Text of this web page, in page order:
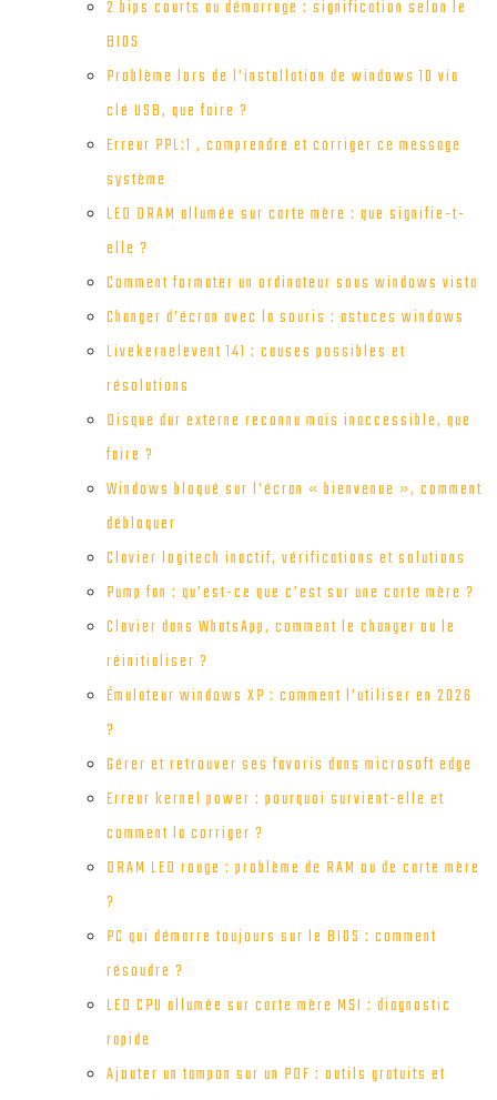
2 bips courts au démarrage : signification selon le
BIOS
Problème lors de l’installation de windows 10 via
clé USB, que faire ?
Erreur PPL:1 , comprendre et corriger ce message
système
LED DRAM allumée sur carte mère : que signifie-t-
elle ?
Comment formater un ordinateur sous windows vista
Changer d’écran avec la souris : astuces windows
Livekernelevent 141 : causes possibles et
résolutions
Disque dur externe reconnu mais inaccessible, que
faire ?
Windows bloqué sur l’écran « bienvenue », comment
débloquer
Clavier logitech inactif, vérifications et solutions
Pump fan : qu’est-ce que c’est sur une carte mère ?
Clavier dans WhatsApp, comment le changer ou le
réinitialiser ?
Émulateur windows XP : comment l’utiliser en 2026
?
Gérer et retrouver ses favoris dans microsoft edge
Erreur kernel power : pourquoi survient-elle et
comment la corriger ?
DRAM LED rouge : problème de RAM ou de carte mère
?
PC qui démarre toujours sur le BIOS : comment
résoudre ?
LED CPU allumée sur carte mère MSI : diagnostic
rapide
Ajouter un tampon sur un PDF : outils gratuits et